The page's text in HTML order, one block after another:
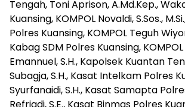
Tengah, Toni Aprison, A.Md.Kep.,
Kuansing, KOMPOL Novaldi, S.Sos.,
Polres Kuansing, KOMPOL Teguh
Kabag SDM Polres Kuansing,
Emannuel, S.H., Kapolsek Kuantan
Subagja, S.H., Kasat Intelkam Polres
Syurfanaidi, S.H., Kasat Samapta